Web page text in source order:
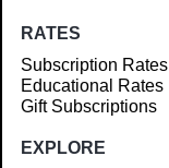
RATES
Subscription Rates
Educational Rates
Gift Subscriptions
EXPLORE